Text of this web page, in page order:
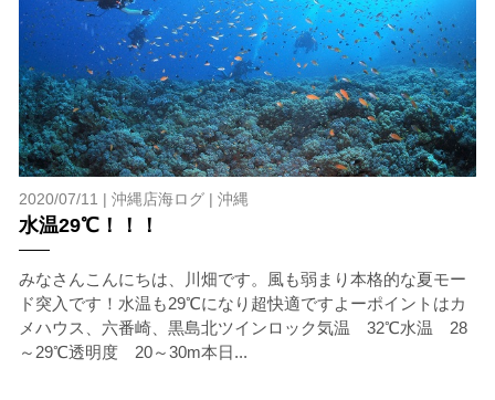
2020/07/11 | 沖縄店海ログ| 沖縄
水温29℃！！！
みなさんこんにちは、川畑です。風も弱まり本格的な夏モー
ド突入です！水温も29℃になり超快適ですよーポイントはカ
メハウス、六番崎、黒島北ツインロック気温 32℃水温 28
～29℃透明度 20～30m本日...